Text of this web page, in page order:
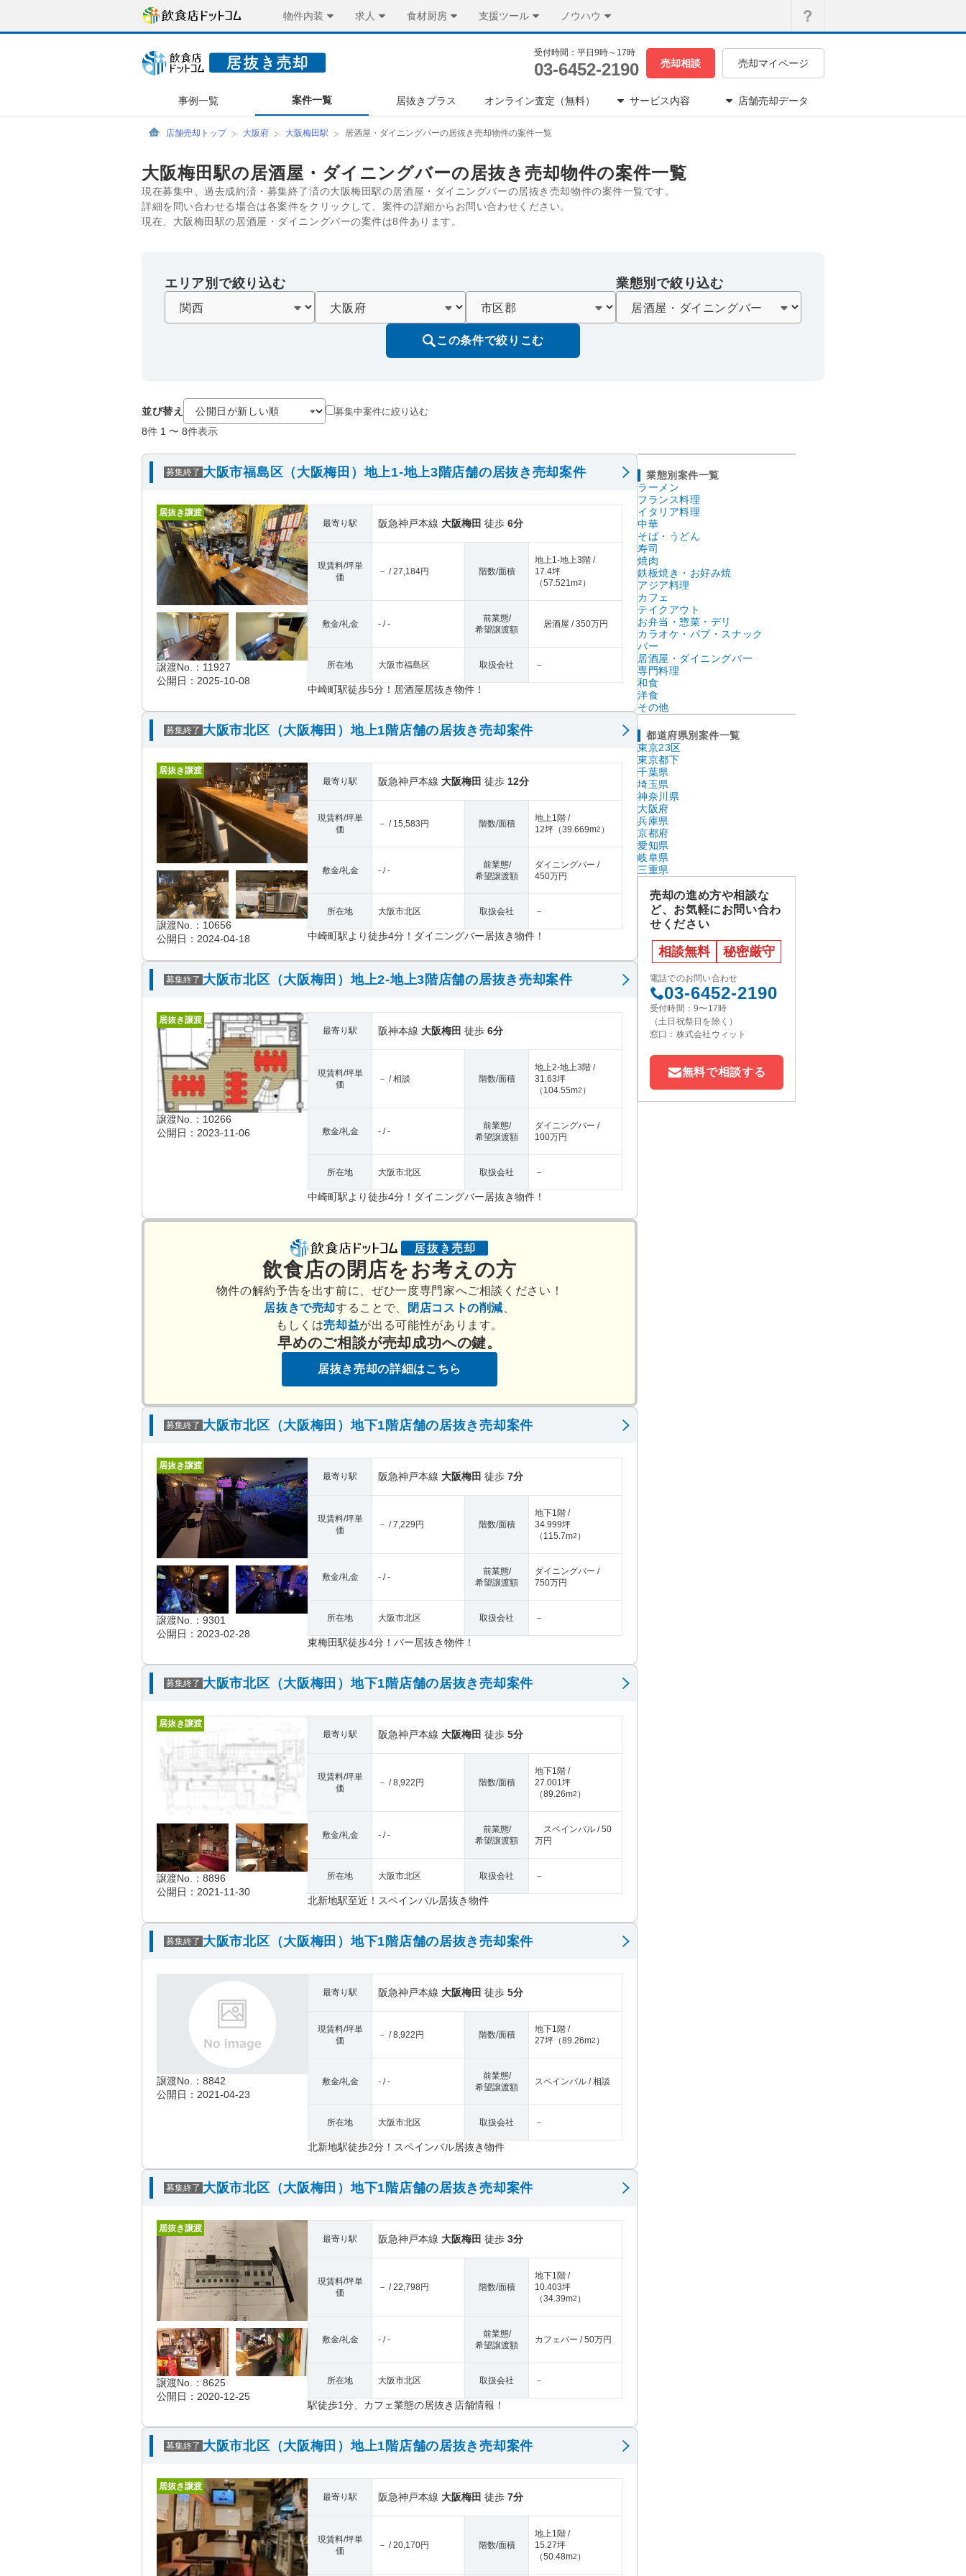
物件内装 求人 食材厨房 支援ツール ノウハウ
受付時間：平日9時～17時
03-6452-2190 売却相談 売却マイページ
事例一覧 案件一覧 居抜きプラス オンライン査定（無料） サービス内容 店舗売却データ
店舗売却トップ 大阪府 大阪梅田駅 居酒屋・ダイニングバーの居抜き売却物件の案件一覧
大阪梅田駅の居酒屋・ダイニングバーの居抜き売却物件の案件一覧
現在募集中、過去成約済・募集終了済の大阪梅田駅の居酒屋・ダイニングバーの居抜き売却物件の案件一覧です。
詳細を問い合わせる場合は各案件をクリックして、案件の詳細からお問い合わせください。
現在、大阪梅田駅の居酒屋・ダイニングバーの案件は8件あります。
エリア別で絞り込む 業態別で絞り込む
この条件で絞りこむ
並び替え 募集中案件に絞り込む
8件 1 〜 8件表示
募集終了 大阪市福島区（大阪梅田）地上1-地上3階店舗の居抜き売却案件
居抜き譲渡
譲渡No.：11927
公開日：2025-10-08
最寄り駅 阪急神戸本線 大阪梅田 徒歩 6分
現賃料/坪単
価
－ / 27,184円 階数/面積
地上1-地上3階 /
17.4坪
（57.521m2 ）
敷金/礼金 - / -
前業態/
希望譲渡額
居酒屋 / 350万円
所在地 大阪市福島区 取扱会社 －
中崎町駅徒歩5分！居酒屋居抜き物件！
募集終了 大阪市北区（大阪梅田）地上1階店舗の居抜き売却案件
居抜き譲渡
譲渡No.：10656
公開日：2024-04-18
最寄り駅 阪急神戸本線 大阪梅田 徒歩 12分
現賃料/坪単
価
－ / 15,583円 階数/面積
地上1階 /
12坪 （39.669m2 ）
敷金/礼金 - / -
前業態/
希望譲渡額
ダイニングバー /
450万円
所在地 大阪市北区 取扱会社 －
中崎町駅より徒歩4分！ダイニングバー居抜き物件！
募集終了 大阪市北区（大阪梅田）地上2-地上3階店舗の居抜き売却案件
居抜き譲渡
譲渡No.：10266
公開日：2023-11-06
最寄り駅 阪神本線 大阪梅田 徒歩 6分
現賃料/坪単
価
－ / 相談 階数/面積
地上2-地上3階 /
31.63坪
（ 104.55m2 ）
敷金/礼金 - / -
前業態/
希望譲渡額
ダイニングバー /
100万円
所在地 大阪市北区 取扱会社 －
中崎町駅より徒歩4分！ダイニングバー居抜き物件！
飲食店の閉店をお考えの方
物件の解約予告を出す前に、ぜひ一度専門家へご相談ください！
居抜きで売却することで、 閉店コストの削減
もしくは売却益が出る可能性があります。
早めのご相談が売却成功への鍵。
居抜き売却の詳細はこちら
募集終了 大阪市北区（大阪梅田）地下1階店舗の居抜き売却案件
居抜き譲渡
譲渡No.：9301
公開日：2023-02-28
最寄り駅 阪急神戸本線 大阪梅田 徒歩 7分
現賃料/坪単
価
－ / 7,229円 階数/面積
地下1階 /
34.999坪
（ 115.7m2 ）
敷金/礼金 - / -
前業態/
希望譲渡額
ダイニングバー /
750万円
所在地 大阪市北区 取扱会社 －
東梅田駅徒歩4分！バー居抜き物件！
募集終了 大阪市北区（大阪梅田）地下1階店舗の居抜き売却案件
居抜き譲渡
譲渡No.：8896
公開日：2021-11-30
最寄り駅 阪急神戸本線 大阪梅田 徒歩 5分
現賃料/坪単
価
－ / 8,922円 階数/面積
地下1階 /
27.001坪
（89.26m2 ）
敷金/礼金 - / -
前業態/
希望譲渡額
スペインバル / 50
万円
所在地 大阪市北区 取扱会社 －
北新地駅至近！スペインバル居抜き物件
募集終了 大阪市北区（大阪梅田）地下1階店舗の居抜き売却案件
譲渡No.：8842
公開日：2021-04-23
最寄り駅 阪急神戸本線 大阪梅田 徒歩 5分
現賃料/坪単
価
－ / 8,922円 階数/面積
地下1階 /
27坪 （89.26m2 ）
敷金/礼金 - / -
前業態/
希望譲渡額
スペインバル / 相談
所在地 大阪市北区 取扱会社 －
北新地駅徒歩2分！スペインバル居抜き物件
募集終了 大阪市北区（大阪梅田）地下1階店舗の居抜き売却案件
居抜き譲渡
譲渡No.：8625
公開日：2020-12-25
最寄り駅 阪急神戸本線 大阪梅田 徒歩 3分
現賃料/坪単
価
－ / 22,798円 階数/面積
地下1階 /
10.403坪
（34.39m2 ）
敷金/礼金 - / -
前業態/
希望譲渡額
カフェバー / 50万円
所在地 大阪市北区 取扱会社 －
駅徒歩1分、カフェ業態の居抜き店舗情報！
募集終了 大阪市北区（大阪梅田）地上1階店舗の居抜き売却案件
居抜き譲渡
最寄り駅
阪急神戸本線 大阪梅田 徒歩 7分
現賃料/坪単
価
－ / 20,170円 階数/面積
地上1階 /
15.27坪
（50.48m2 ）
業態別案件一覧
ラーメン
フランス料理
イタリア料理
中華
そば・うどん
寿司
焼肉
鉄板焼き・お好み焼
アジア料理
カフェ
テイクアウト
お弁当・惣菜・デリ
カラオケ・パブ・スナック
バー
居酒屋・ダイニングバー
専門料理
和食
洋食
その他
都道府県別案件一覧
東京23区
東京都下
千葉県
埼玉県
神奈川県
大阪府
兵庫県
京都府
愛知県
岐阜県
三重県
売却の進め方や相談な
ど、お気軽にお問い合わ
せください
相談無料 秘密厳守
電話でのお問い合わせ
03-6452-2190
受付時間：9〜17時
（土日祝祭日を除く）
窓口：株式会社ウィット
無料で相談する